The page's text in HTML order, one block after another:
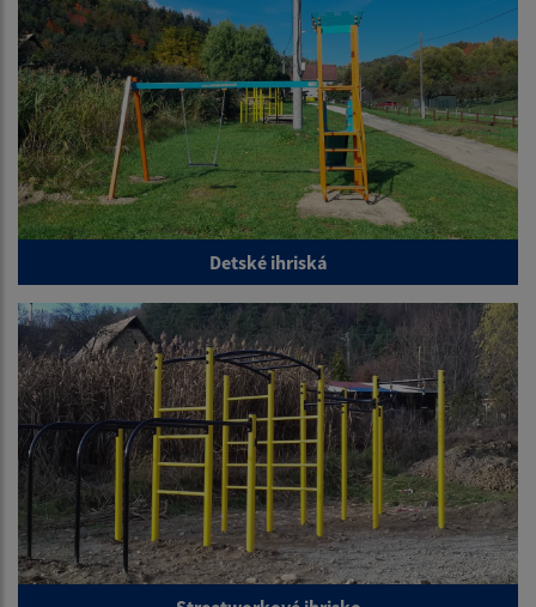
Detské ihriská